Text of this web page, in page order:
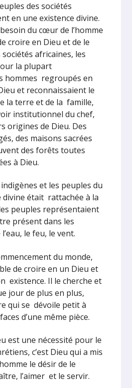
des sociétés
en une existence divine.
du cœur de l’homme
croire en Dieu et de le
africaines, les
la plupart
hommes regroupés en
et reconnaissaient le
la terre et de la famille,
institutionnel du chef,
origines de Dieu. Des
des maisons sacrées
des forêts toutes
à Dieu.
et les peuples du
divine était rattachée à la
peuples représentaient
présent dans les
le feu, le vent.
du monde,
de croire en un Dieu et
existence. Il le cherche et
jour de plus en plus,
qui se dévoile petit à
d’une même pièce.
est une nécessité pour le
c’est Dieu qui a mis
le désir de le
l’aimer et le servir.